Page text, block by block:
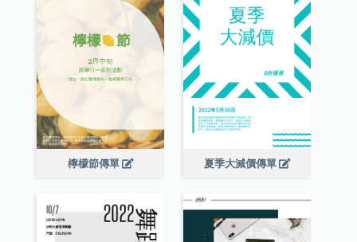
檸檬節傳單 夏季大減價傳單